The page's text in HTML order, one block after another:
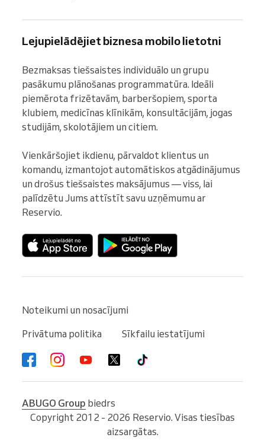
Lejupielādējiet biznesa mobilo lietotni
Bezmaksas tiešsaistes individuālo un grupu
pasākumu plānošanas programmatūra. Ideāli
piemērota frizētavām, barberšopiem, sporta
klubiem, medicīnas klīnikām, konsultācijām, jogas
studijām, skolotājiem un citiem.
Vienkāršojiet ikdienu, pārvaldot klientus un
komandu, izmantojot automātiskos atgādinājumus
un drošus tiešsaistes maksājumus — viss, lai
palīdzētu Jums attīstīt savu uzņēmumu ar
Reservio.
Noteikumi un nosacījumi
Privātuma politika
Sīkfailu iestatījumi
ABUGO Group biedrs
Copyright 2012 - 2026 Reservio. Visas tiesības
aizsargātas.